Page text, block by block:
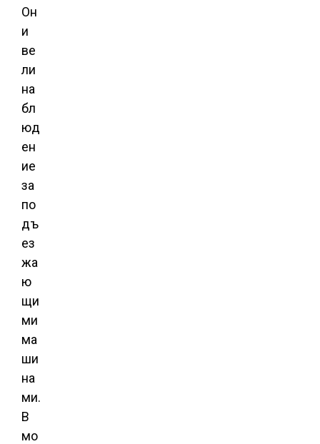
Он
и
ве
ли
на
бл
юд
ен
ие
за
по
дъ
ез
жа
ю
щи
ми
ма
ши
на
ми.
В
мо